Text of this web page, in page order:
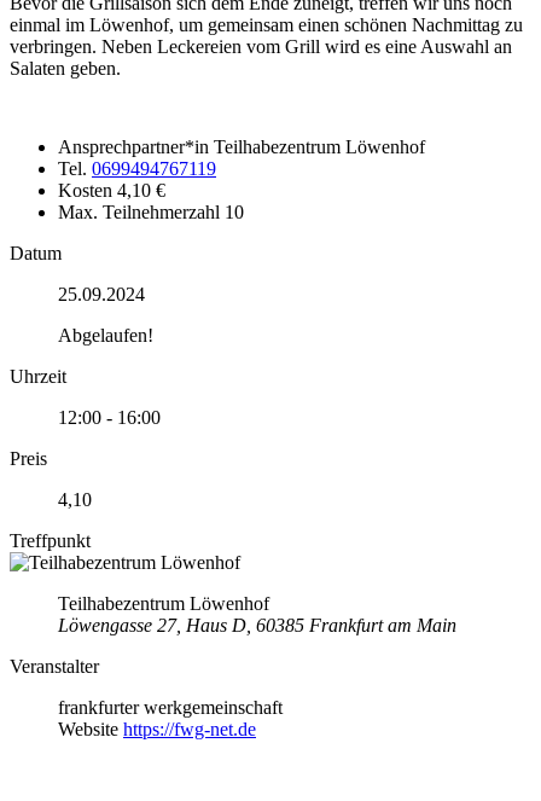
einmal im Löwenhof, um gemeinsam einen schönen Nachmittag zu
verbringen. Neben Leckereien vom Grill wird es eine Auswahl an
Salaten geben.
Ansprechpartner*in Teilhabezentrum Löwenhof
Tel. 0699494767119
Kosten 4,10 €
Max. Teilnehmerzahl 10
Datum
25.09.2024
Abgelaufen!
Uhrzeit
12:00 - 16:00
Preis
4,10
Treffpunkt
Teilhabezentrum Löwenhof
Löwengasse 27, Haus D, 60385 Frankfurt am Main
Veranstalter
frankfurter werkgemeinschaft
Website https://fwg-net.de